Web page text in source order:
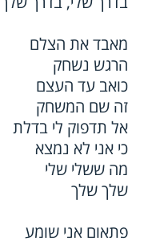
מאבד את הצלם
הרגש נשחק
כואב עד העצם
זה שם המשחק
אל תדפוק לי בדלת
כי אני לא נמצא
מה ששלי שלי
שלך שלך
פתאום אני שומע